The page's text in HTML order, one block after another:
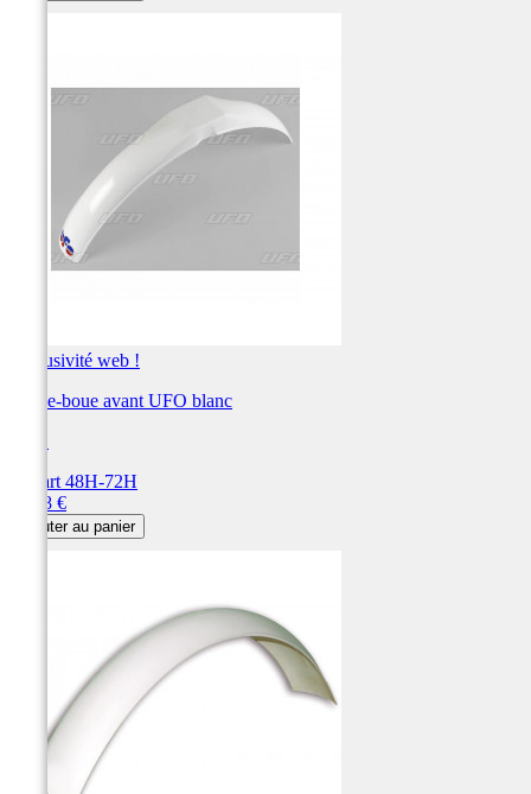
Exclusivité web !
Garde-boue avant UFO blanc
Départ 48H-72H
73,78 €
Ajouter au panier